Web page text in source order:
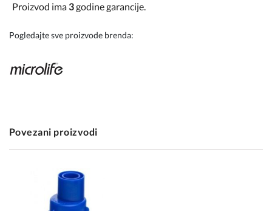
Proizvod ima3godine garancije.
Pogledajte sve proizvode brenda:
Povezani proizvodi